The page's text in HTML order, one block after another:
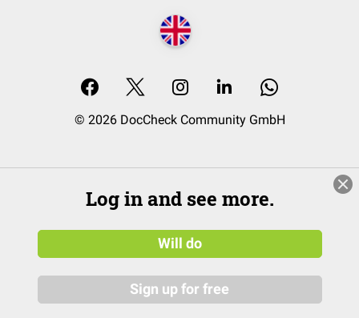
© 2026 DocCheck Community GmbH
Log in and see more.
Will do
Sign up for free